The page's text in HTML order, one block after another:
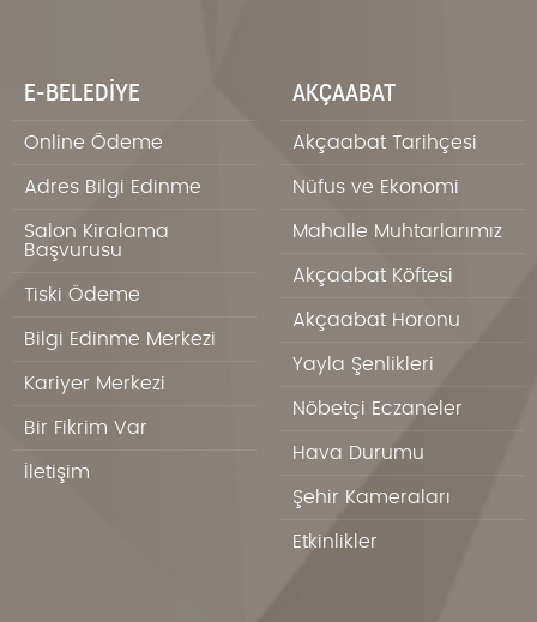
E-BELEDİYE
Online Ödeme
Adres Bilgi Edinme
Salon Kiralama
Başvurusu
Tiski Ödeme
Bilgi Edinme Merkezi
Kariyer Merkezi
Bir Fikrim Var
İletişim
AKÇAABAT
Akçaabat Tarihçesi
Nüfus ve Ekonomi
Mahalle Muhtarlarımız
Akçaabat Köftesi
Akçaabat Horonu
Yayla Şenlikleri
Nöbetçi Eczaneler
Hava Durumu
Şehir Kameraları
Etkinlikler